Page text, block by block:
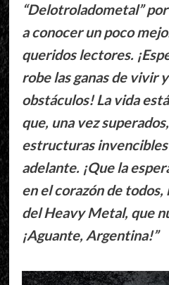
“Delotroladometal”
a conocer un poco
queridos lectores.
robe las ganas de vivir
obstáculos! La vida
que, una vez
estructuras
adelante. ¡Que la
en el corazón de
del Heavy Metal, que
¡Aguante, Argentina!”